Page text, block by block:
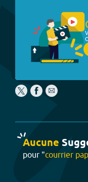
Aucune
pour "courrier